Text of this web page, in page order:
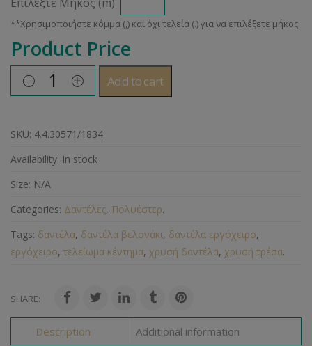
Product Price
Add to cart
SKU: 4.4.30571/1834
Availability: In stock
Size: N/A
Categories: Δαντέλες, Πολυέστερ.
Tags: δαντέλα, δαντέλα βελονάκι, δαντέλα εργόχειρο,
εργόχειρο, τελείωμα κέντημα, χρυσή δαντέλα, χρυσή τρέσα.
SHARE:
Description Additional information